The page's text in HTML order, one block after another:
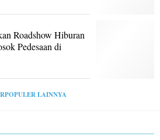
Roadshow Hiburan
Pedesaan di
LAINNYA